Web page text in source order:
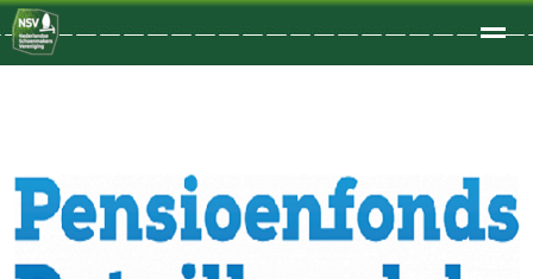
Home Zoeken